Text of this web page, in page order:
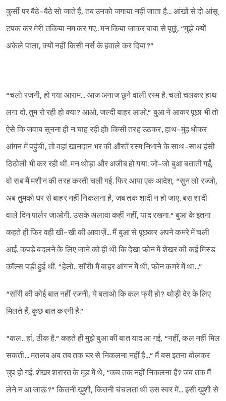
कुर्सी पर बैठे-बैठे सो जाते हैं, तब उनको जगाया नहीं जाता है... आंखों से दो आंसू
टपक कर मेरी तकिया नम कर गए.. मन किया जाकर बाबा से पूछूं, “मुझे क्यों
अकेले पाला, क्यों नहीं किसी नर्स के हवाले कर दिया?”
“चलो रजनी, हो गया आराम... आज अनाज छूने वाली रस्म है. चलो चलकर हाथ
लगा दो. तुम रो रही हो क्या? आओ, जल्दी बाहर आओ.” बुआ ने आकर पूछा भी तो
ऐसे कि जवाब सुनना ही न चाह रही हों! किसी तरह उठकर, हाथ-मुंह धोकर
आंगन में पहुंची, तो वहां खानदान भर की औरतें रस्म निभाने के साथ-साथ हंसी
ठिठोली भी कर रही थीं. मन थोड़ा और अजीब हो गया. जो-जो बुआ बताती गईं,
वो सब मैं मशीन की तरह करती चली गई. फिर आया एक आदेश, “सुन लो रज्जो,
अब तुमको घर से बाहर नहीं निकलना है, जब तक शादी न हो जाए. बस शादी
वाले दिन पार्लर जाओगी. उसके अलावा कहीं नहीं, याद रखना.” बुआ के इतना
कहते ही फिर वही खी-खी की आवाज़ें... मैं बुआ से पूछकर अपने कमरे में चली
आई. कपड़े बदलने के लिए जाने को ही थी कि देखा फोन में शेखर की कई मिस्ड
कॉल्स पड़ी हुई थीं. “हेलो.. सॉरी! मैं बाहर आंगन में थी, फोन कमरे में था...”
“सॉरी की कोई बात नहीं रजनी, ये बताओ कि कल फ्री हो? थोड़ी देर के लिए
मिलते हैं, कुछ बात करनी है.”
“कल.. हां, ठीक है.” कहते ही मुझे बुआ की बात याद आ गई, “नहीं, कल नहीं मिल
सकती... मतलब अब तब तक घर से निकलना नहीं है...” मैं बस इतना बोलकर
चुप हो गई. शेखर शरारत के मूड में थे, “कब तक नहीं निकलना है? जब तक मैं
लेने न आ जाऊं?” कितनी ख़ुशी, कितनी चंचलता थी उस स्वर में... इसी ख़ुशी से